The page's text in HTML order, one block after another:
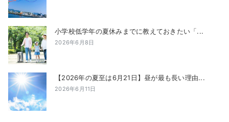
小学校低学年の夏休みまでに教えておきたい「...
2026年6月8日
【2026年の夏至は6月21日】昼が最も長い理由...
2026年6月11日